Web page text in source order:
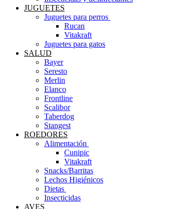
JUGUETES
Juguetes para perros ​
Rucan
Vitakraft
Juguetes para gatos
SALUD
Bayer
Seresto
Merlin
Elanco
Frontline
Scalibor
Taberdog
Stangest
ROEDORES
Alimentación ​
Cunipic
Vitakraft
Snacks/Barritas
Lechos Higiénicos
Dietas ​
Insecticidas
AVES